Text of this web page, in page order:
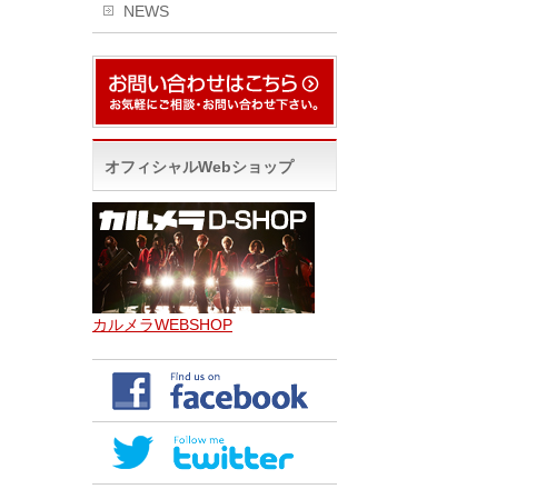
NEWS
オフィシャルWebショップ
カルメラWEBSHOP